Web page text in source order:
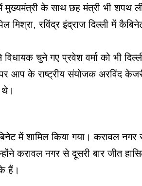
के साथ छह मंत्री भी शपथ
रविंद्र इंद्राज दिल्ली में
चुने गए प्रवेश वर्मा को भी
आप के राष्ट्रीय संयोजक अरविंद
थे।
में शामिल किया गया। करावल नगर
करावल नगर से दूसरी बार जीत
हैं।